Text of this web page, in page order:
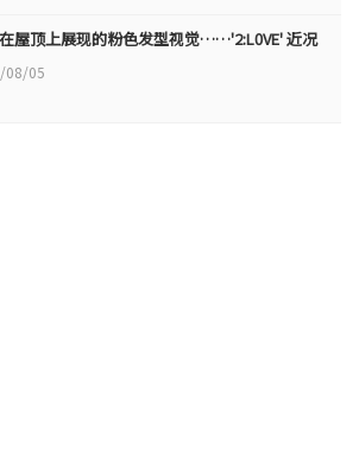
屋顶上展现的粉色发型视觉……'2:L0VE' 近况
08/05